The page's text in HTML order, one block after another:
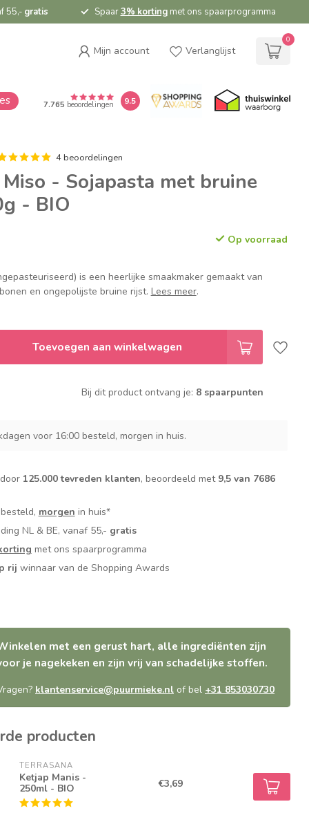
55,- gratis Spaar3% kortingmet ons spaarprogramma
Mijn account Verlanglijst
0
7.765 beoordelingen 9.5
4 beoordelingen
- Sojapasta met bruine
- BIO
Op voorraad
is een heerlijke smaakmaker gemaakt van
en ongepolijste bruine rijst. Lees meer.
Toevoegen aan winkelwagen
Bij dit product ontvang je: 8 spaarpunten
voor 16:00 besteld, morgen in huis.
125.000 tevreden klanten, beoordeeld met 9,5 van 7686
morgen in huis*
NL & BE, vanaf 55,- gratis
met ons spaarprogramma
rij winnaar van de Shopping Awards
met een gerust hart, alle ingrediënten zijn
je nagekeken en zijn vrij van schadelijke stoffen.
klantenservice@puurmieke.nl of bel +31 853030730
producten
TERRASANA
Ketjap Manis -
250ml - BIO
€3,69